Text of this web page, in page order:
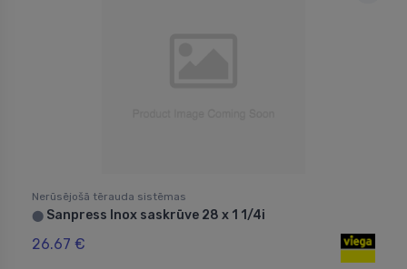
Nerūsējošā tērauda sistēmas
⬤ Sanpress Inox saskrūve 28 x 1 1/4i
26.67 €